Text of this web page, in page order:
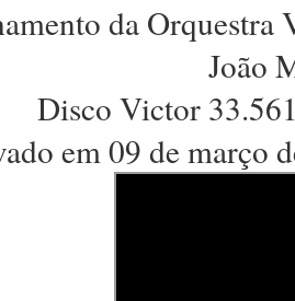
da Orquestra
João
Disco Victor
em 09 de março